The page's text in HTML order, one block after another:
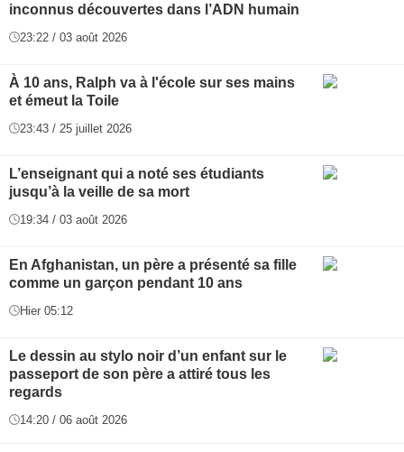
inconnus découvertes dans l’ADN humain
23:22 / 03 août 2026
À 10 ans, Ralph va à l'école sur ses mains
et émeut la Toile
23:43 / 25 juillet 2026
L’enseignant qui a noté ses étudiants
jusqu’à la veille de sa mort
19:34 / 03 août 2026
En Afghanistan, un père a présenté sa fille
comme un garçon pendant 10 ans
Hier 05:12
Le dessin au stylo noir d’un enfant sur le
passeport de son père a attiré tous les
regards
14:20 / 06 août 2026